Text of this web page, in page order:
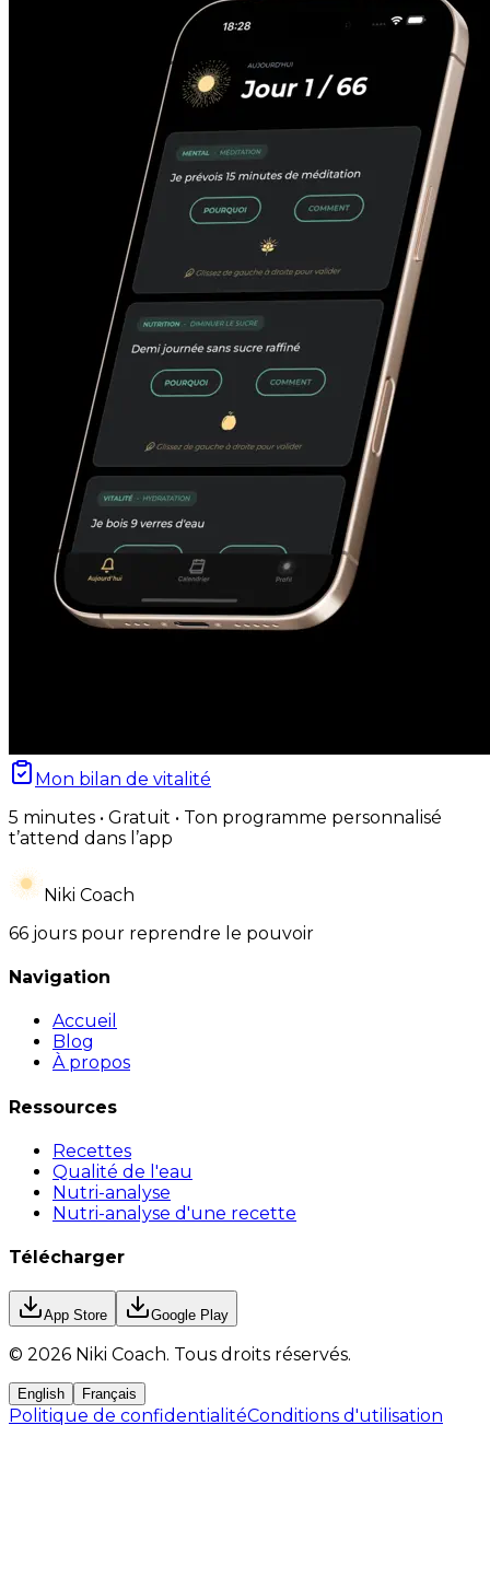
Mon bilan de vitalité
5 minutes • Gratuit • Ton programme personnalisé
t’attend dans l’app
Niki Coach
66 jours pour reprendre le pouvoir
Navigation
Accueil
Blog
À propos
Ressources
Recettes
Qualité de l'eau
Nutri-analyse
Nutri-analyse d'une recette
Télécharger
App Store Google Play
© 2026 Niki Coach. Tous droits réservés.
English Français
Politique de confidentialitéConditions d'utilisation